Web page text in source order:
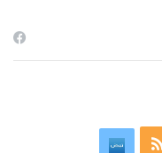
ملخص